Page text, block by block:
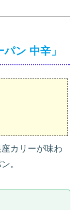
ン 中辛」
カリーが味わ
。